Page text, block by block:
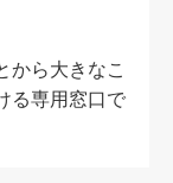
から大きなこ
る専用窓口で